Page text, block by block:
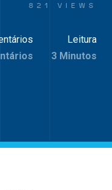
821 VIEWS
Leitura
3 Minutos